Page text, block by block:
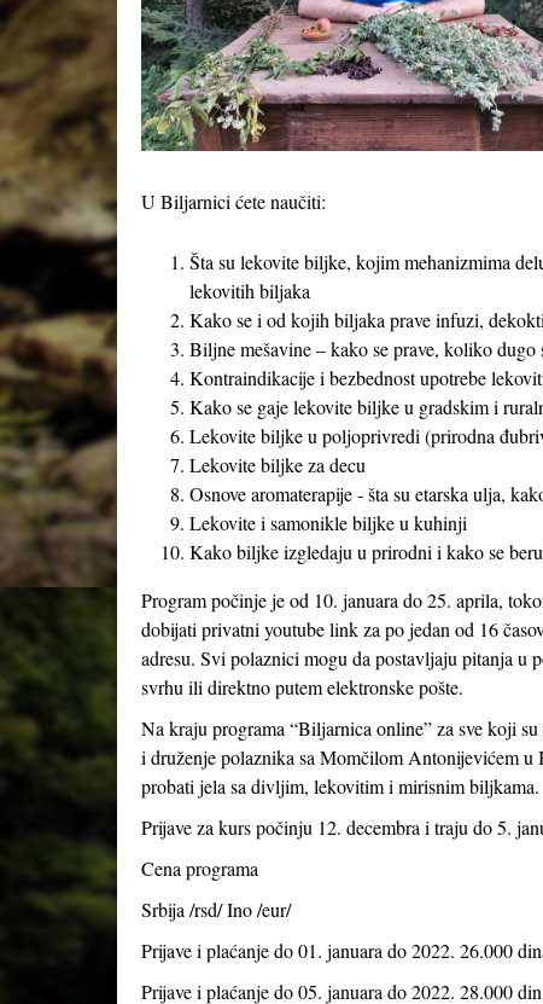
U Biljarnici ćete naučiti:
Šta su lekovite biljke, kojim mehanizmima
lekovitih biljaka
Kako se i od kojih biljaka prave infuzi,
Biljne mešavine – kako se prave, koliko dugo
Kontraindikacije i bezbednost upotrebe
Kako se gaje lekovite biljke u gradskim i
Lekovite biljke u poljoprivredi (prirodna
Lekovite biljke za decu
Osnove aromaterapije - šta su etarska ulja,
Lekovite i samonikle biljke u kuhinji
Kako biljke izgledaju u prirodni i kako se
Program počinje je od 10. januara do 25. aprila,
dobijati privatni youtube link za po jedan od 16
adresu. Svi polaznici mogu da postavljaju pitanja
svrhu ili direktno putem elektronske pošte.
Na kraju programa “Biljarnica online” za sve koji
i druženje polaznika sa Momčilom Antonijevićem
probati jela sa divljim, lekovitim i mirisnim biljkama.
Prijave za kurs počinju 12. decembra i traju do 5.
Cena programa
Srbija /rsd/ Ino /eur/
Prijave i plaćanje do 01. januara do 2022. 26.000
Prijave i plaćanje do 05. januara do 2022. 28.000